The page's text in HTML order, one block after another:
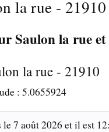
la rue - 21910
Saulon la rue et
la rue - 21910
: 5.0655924
le7 août 2026 et il est